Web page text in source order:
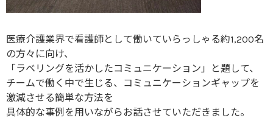
医療介護業界で看護師として働いていらっしゃる約1,200名
の方々に向け、
「ラベリングを活かしたコミュニケーション」と題して、
チームで働く中で生じる、コミュニケーションギャップを
激減させる簡単な方法を
具体的な事例を用いながらお話させていただきました。